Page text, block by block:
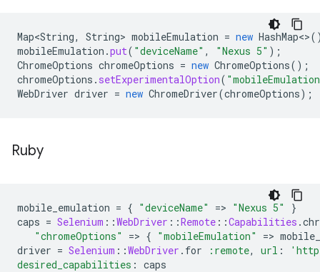
Map<String, String> mobileEmulation = new HashMap<>
mobileEmulation .put( "deviceName" , "Nexus 5" );
ChromeOptions chromeOptions = new ChromeOptions();
chromeOptions . setExperimentalOption(
WebDriver driver = new ChromeDriver(chromeOptions);
Ruby
mobile_emulation = { "deviceName" => "Nexus 5"
}
caps = Selenium ::WebDriver ::Remote ::Capabilities .
"chromeOptions"
=> { "mobileEmulation" =>
driver = Selenium ::WebDriver . for :remote, url :
desired_capabilities : caps